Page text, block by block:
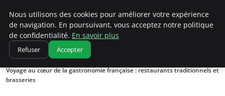
Correze Co
Accueil
Gastronomie et cuisine locale
Voyage au cœur de la gastronomie française : restaurants traditionnels et
brasseries
Nous utilisons des cookies pour améliorer votre expérience
de navigation. En poursuivant, vous acceptez notre politique
de confidentialité. En savoir plus
Refuser Accepter